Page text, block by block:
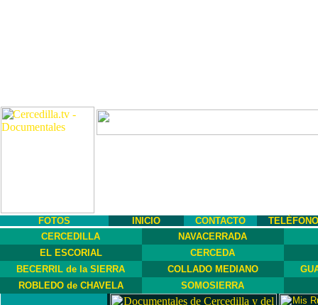
FOTOS INICIO CONTACTO
CERCEDILLA
NAVACERRADA
EL ESCORIAL
CERCEDA
BECERRIL de la SIERRA
COLLADO MEDIANO
ROBLEDO de CHAVELA
SOMOSIERRA